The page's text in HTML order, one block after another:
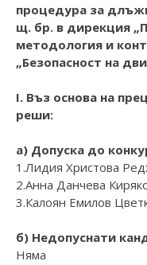
процедура за
щ. бр. в дирекция
методология и
„Безопасност на
I. Въз основа на
реши:
а) Допуска до
1.Лидия Христова
2.Анна Данчева
3.Калоян Емилов
б) Недопуснати
Няма